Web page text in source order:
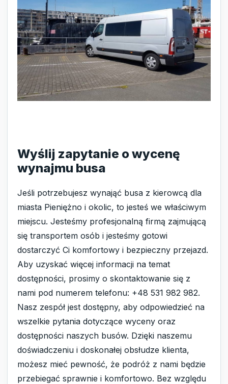
Wyślij zapytanie o wycenę
wynajmu busa
Jeśli potrzebujesz wynająć busa z kierowcą dla
miasta Pieniężno i okolic, to jesteś we właściwym
miejscu. Jesteśmy profesjonalną firmą zajmującą
się transportem osób i jesteśmy gotowi
dostarczyć Ci komfortowy i bezpieczny przejazd.
Aby uzyskać więcej informacji na temat
dostępności, prosimy o skontaktowanie się z
nami pod numerem telefonu: +48 531 982 982.
Nasz zespół jest dostępny, aby odpowiedzieć na
wszelkie pytania dotyczące wyceny oraz
dostępności naszych busów. Dzięki naszemu
doświadczeniu i doskonałej obsłudze klienta,
możesz mieć pewność, że podróż z nami będzie
przebiegać sprawnie i komfortowo. Bez względu